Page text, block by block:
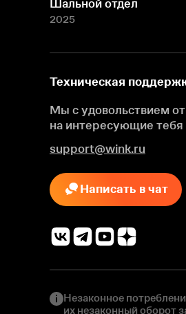
Шальной отдел
2025
Техническая
Мы с удовольствием
на интересующие
support@wink.ru
Написать в чат
Незаконное
их незаконный оборот